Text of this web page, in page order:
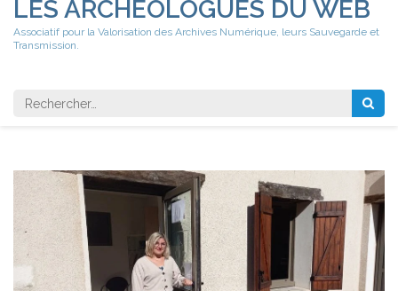
LES ARCHÉOLOGUES DU WEB
Associatif pour la Valorisation des Archives Numérique, leurs Sauvegarde et
Transmission.
Rechercher